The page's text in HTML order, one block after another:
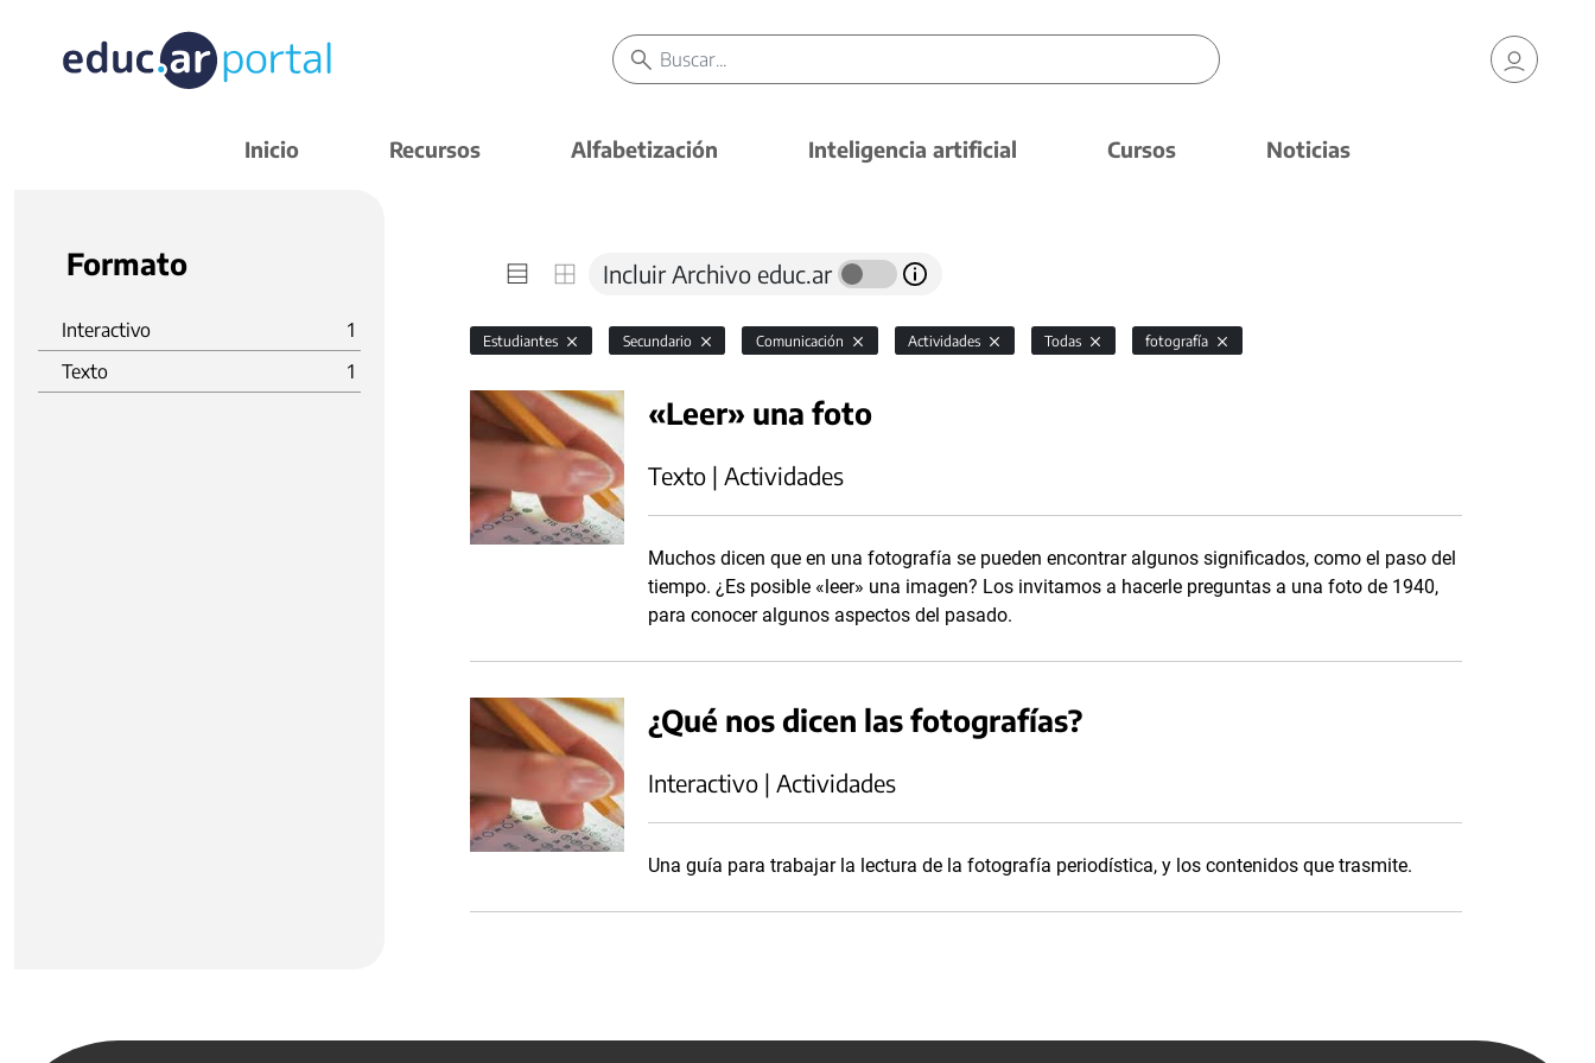
Inicio Recursos Alfabetización Inteligencia artificial Cursos Noticias
Formato
Interactivo
1
Texto
1
Incluir Archivo educ.ar
Estudiantes Secundario Comunicación Actividades Todas fotografía
«Leer» una foto
Texto | Actividades
Muchos dicen que en una fotografía se pueden encontrar algunos significados, como el paso del
tiempo. ¿Es posible «leer» una imagen? Los invitamos a hacerle preguntas a una foto de 1940,
para conocer algunos aspectos del pasado.
¿Qué nos dicen las fotografías?
Interactivo | Actividades
Una guía para trabajar la lectura de la fotografía periodística, y los contenidos que trasmite.